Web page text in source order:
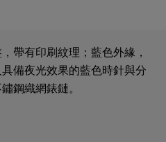
帶有印刷紋理；藍色外緣，
備夜光效果的藍色時針與分
鋼織網錶鏈。